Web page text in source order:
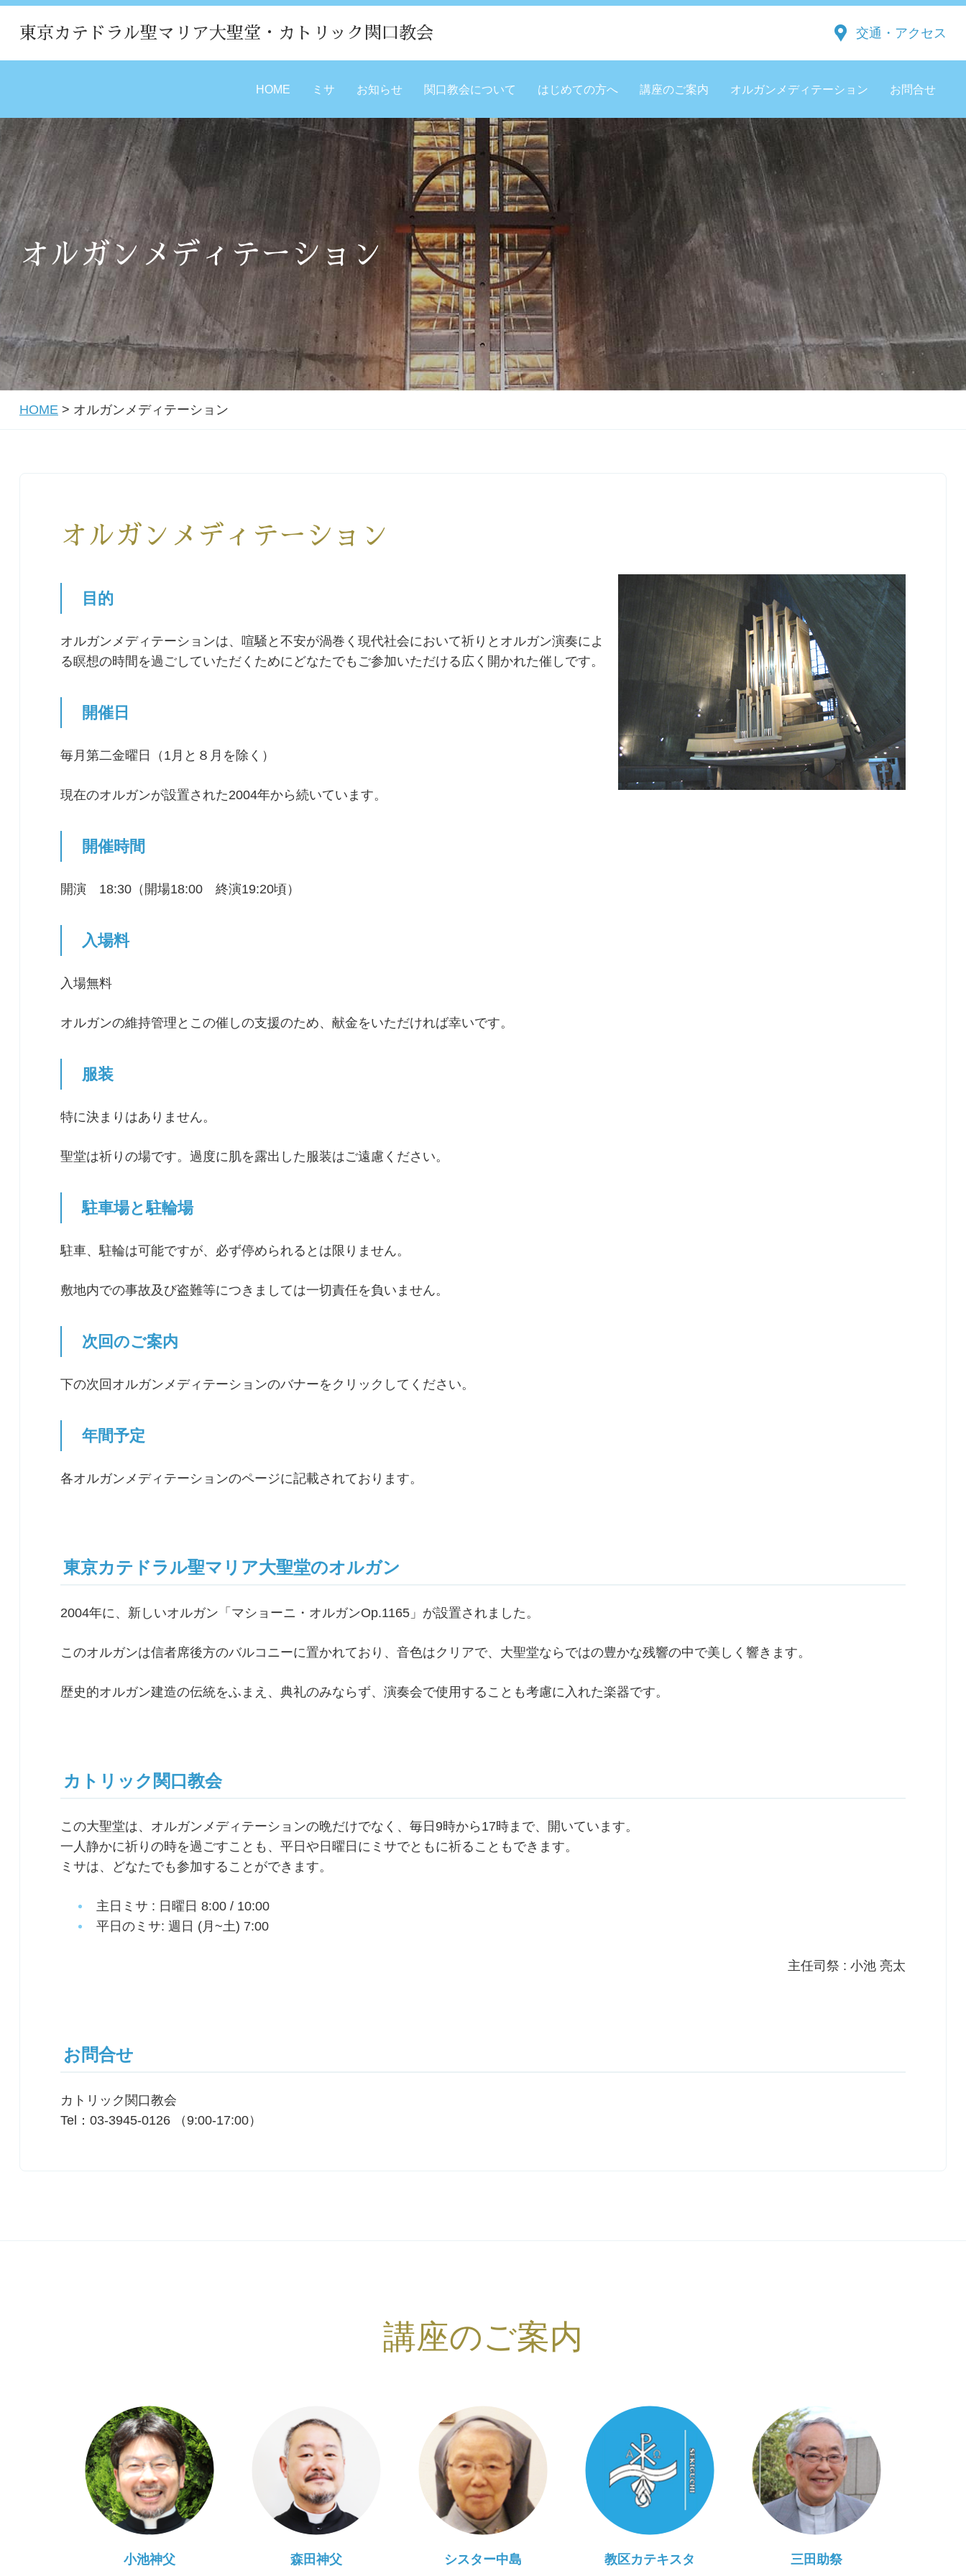
東京カテドラル聖マリア大聖堂・カトリック関口教会 交通・アクセス
HOME ミサ お知らせ 関口教会について はじめての方へ 講座のご案内 オルガンメディテーション お問合せ
オルガンメディテーション
HOME > オルガンメディテーション
オルガンメディテーション
目的
オルガンメディテーションは、喧騒と不安が渦巻く現代社会において祈りとオルガン演奏によ
る瞑想の時間を過ごしていただくためにどなたでもご参加いただける広く開かれた催しです。
開催日
毎月第二金曜日（1月と８月を除く）
現在のオルガンが設置された2004年から続いています。
開催時間
開演 18:30（開場18:00 終演19:20頃）
入場料
入場無料
オルガンの維持管理とこの催しの支援のため、献金をいただければ幸いです。
服装
特に決まりはありません。
聖堂は祈りの場です。過度に肌を露出した服装はご遠慮ください。
駐車場と駐輪場
駐車、駐輪は可能ですが、必ず停められるとは限りません。
敷地内での事故及び盗難等につきましては一切責任を負いません。
次回のご案内
下の次回オルガンメディテーションのバナーをクリックしてください。
年間予定
各オルガンメディテーションのページに記載されております。
東京カテドラル聖マリア大聖堂のオルガン
2004年に、新しいオルガン「マショーニ・オルガンOp.1165」が設置されました。
このオルガンは信者席後方のバルコニーに置かれており、音色はクリアで、大聖堂ならではの豊かな残響の中で美しく響きます。
歴史的オルガン建造の伝統をふまえ、典礼のみならず、演奏会で使用することも考慮に入れた楽器です。
カトリック関口教会
この大聖堂は、オルガンメディテーションの晩だけでなく、毎日9時から17時まで、開いています。
一人静かに祈りの時を過ごすことも、平日や日曜日にミサでともに祈ることもできます。
ミサは、どなたでも参加することができます。
主日ミサ : 日曜日 8:00 / 10:00
平日のミサ: 週日 (月~土) 7:00
主任司祭 : 小池 亮太
お問合せ
カトリック関口教会
Tel：03-3945-0126 （9:00-17:00）
講座のご案内
小池神父 森田神父 シスター中島 教区カテキスタ 三田助祭